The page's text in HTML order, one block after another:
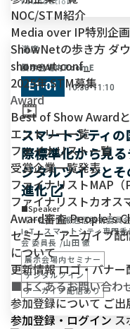
NOC/STM紹介
Media over IP特別企画
ShowNetの歩き方 ダウ
shonewt.conf_
2025年 STM募集
Award
Best of Show Award
エントリー一覧
ファイナリスト一覧
受賞企業一覧発表
ファイナリストMAP（
ファイナリストカオス
Award審査 People’s
セミナー アーカイブ配
について
更新情報ロゴ・バナー
■よくあるお問い合わ
参加登録についてご出
参加登録・ログイン ス
満席
展示会場内RoomE
E1-01 10:30-11:10
スマートシティの
際標準化から見
ジタルツインとそ
進化
Speaker
（一社）情報通信技術委員
IoT・スマートシティ専門委
会 委員長 /山田 徹
展示会場内セミナー
デジタルツイン
アーカイブ配信あり